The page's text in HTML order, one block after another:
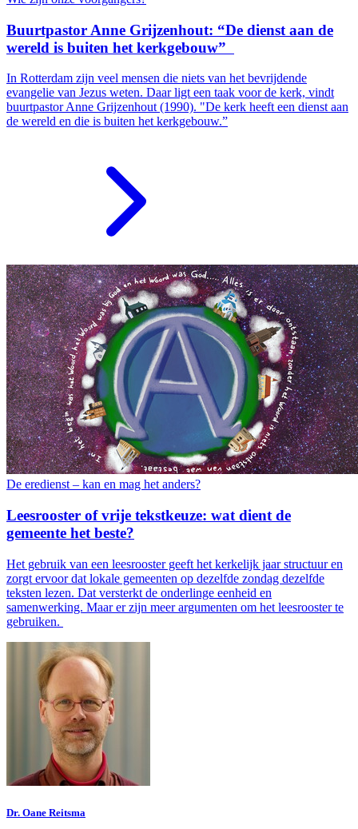
Buurtpastor Anne Grijzenhout: “De dienst aan de
wereld is buiten het kerkgebouw”
In Rotterdam zijn veel mensen die niets van het bevrijdende
evangelie van Jezus weten. Daar ligt een taak voor de kerk, vindt
buurtpastor Anne Grijzenhout (1990). "De kerk heeft een dienst aan
de wereld en die is buiten het kerkgebouw.”
De eredienst – kan en mag het anders?
Leesrooster of vrije tekstkeuze: wat dient de
gemeente het beste?
Het gebruik van een leesrooster geeft het kerkelijk jaar structuur en
zorgt ervoor dat lokale gemeenten op dezelfde zondag dezelfde
teksten lezen. Dat versterkt de onderlinge eenheid en
samenwerking. Maar er zijn meer argumenten om het leesrooster te
gebruiken.
Dr. Oane Reitsma